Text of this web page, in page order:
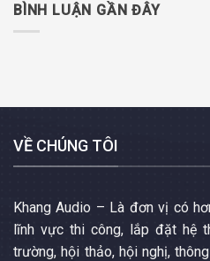
BÌNH LUẬN GẦN ĐÂY
VỀ CHÚNG TÔI
Khang Audio – Là đơn vị có
lĩnh vực thi công, lắp đặt hệ
trường, hội thảo, hội nghị,